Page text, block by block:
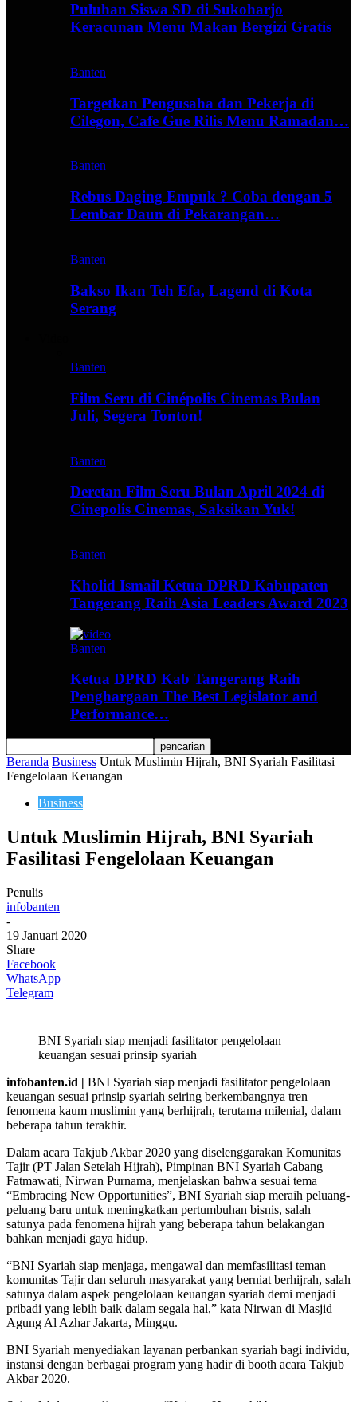
Puluhan Siswa SD di Sukoharjo
Keracunan Menu Makan Bergizi Gratis
Banten
Targetkan Pengusaha dan Pekerja di
Cilegon, Cafe Gue Rilis Menu Ramadan…
Banten
Rebus Daging Empuk ? Coba dengan 5
Lembar Daun di Pekarangan…
Banten
Bakso Ikan Teh Efa, Lagend di Kota
Serang
Banten
Film Seru di Cinépolis Cinemas Bulan
Juli, Segera Tonton!
Banten
Deretan Film Seru Bulan April 2024 di
Cinepolis Cinemas, Saksikan Yuk!
Banten
Kholid Ismail Ketua DPRD Kabupaten
Tangerang Raih Asia Leaders Award 2023
Banten
Ketua DPRD Kab Tangerang Raih
Penghargaan The Best Legislator and
Performance…
Beranda Business Untuk Muslimin Hijrah, BNI Syariah Fasilitasi
Fengelolaan Keuangan
Business
Untuk Muslimin Hijrah, BNI Syariah
Fasilitasi Fengelolaan Keuangan
Penulis
infobanten
-
19 Januari 2020
Share
Facebook
WhatsApp
Telegram
BNI Syariah siap menjadi fasilitator pengelolaan
keuangan sesuai prinsip syariah
infobanten.id | BNI Syariah siap menjadi fasilitator pengelolaan
keuangan sesuai prinsip syariah seiring berkembangnya tren
fenomena kaum muslimin yang berhijrah, terutama milenial, dalam
beberapa tahun terakhir.
Dalam acara Takjub Akbar 2020 yang diselenggarakan Komunitas
Tajir (PT Jalan Setelah Hijrah), Pimpinan BNI Syariah Cabang
Fatmawati, Nirwan Purnama, menjelaskan bahwa sesuai tema
“Embracing New Opportunities”, BNI Syariah siap meraih peluang-
peluang baru untuk meningkatkan pertumbuhan bisnis, salah
satunya pada fenomena hijrah yang beberapa tahun belakangan
bahkan menjadi gaya hidup.
“BNI Syariah siap menjaga, mengawal dan memfasilitasi teman
komunitas Tajir dan seluruh masyarakat yang berniat berhijrah, salah
satunya dalam aspek pengelolaan keuangan syariah demi menjadi
pribadi yang lebih baik dalam segala hal,” kata Nirwan di Masjid
Agung Al Azhar Jakarta, Minggu.
BNI Syariah menyediakan layanan perbankan syariah bagi individu,
instansi dengan berbagai program yang hadir di booth acara Takjub
Akbar 2020.